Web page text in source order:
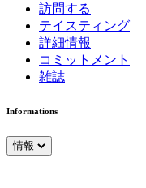
訪問する
テイスティング
詳細情報
コミットメント
雑誌
Informations
情報